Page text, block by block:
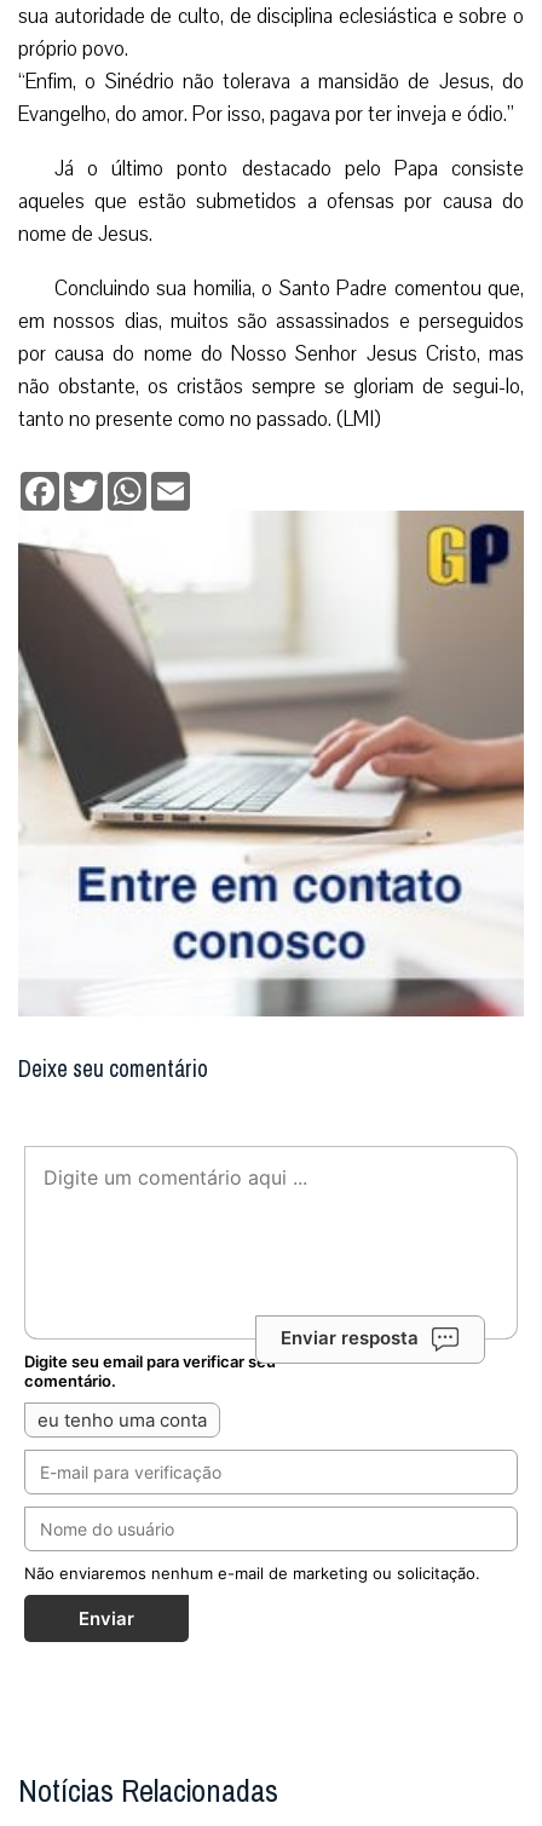
sua autoridade de culto, de disciplina eclesiástica e sobre o
próprio povo.
“Enfim, o Sinédrio não tolerava a mansidão de Jesus, do
Evangelho, do amor. Por isso, pagava por ter inveja e ódio.”
Já o último ponto destacado pelo Papa consiste
aqueles que estão submetidos a ofensas por causa do
nome de Jesus.
Concluindo sua homilia, o Santo Padre comentou que,
em nossos dias, muitos são assassinados e perseguidos
por causa do nome do Nosso Senhor Jesus Cristo, mas
não obstante, os cristãos sempre se gloriam de segui-lo,
tanto no presente como no passado. (LMI)
Facebook
TwitterWhatsApp
Deixe seu comentário
Enviar resposta
Digite seu email para verificar seu
comentário.
eu tenho uma conta
Não enviaremos nenhum e-mail de marketing ou solicitação.
Enviar
Notícias Relacionadas